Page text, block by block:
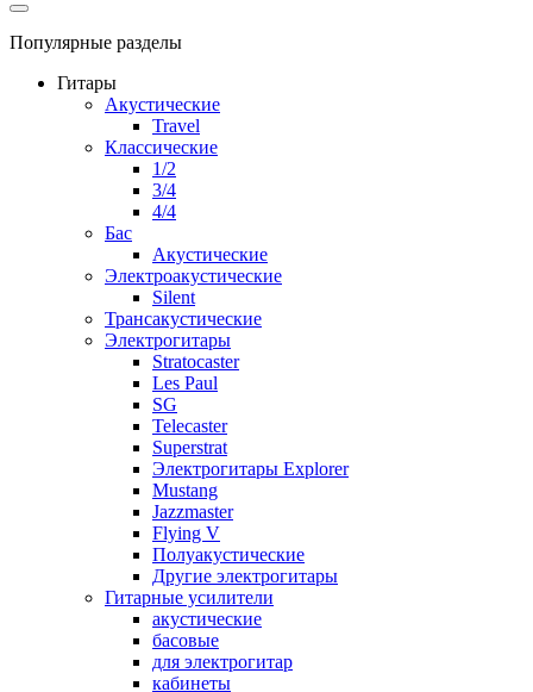
Популярные разделы
Гитары
Акустические
Travel
Классические
1/2
3/4
4/4
Бас
Акустические
Электроакустические
Silent
Трансакустические
Электрогитары
Stratocaster
Les Paul
SG
Telecaster
Superstrat
Электрогитары Explorer
Mustang
Jazzmaster
Flying V
Полуакустические
Другие электрогитары
Гитарные усилители
акустические
басовые
для электрогитар
кабинеты